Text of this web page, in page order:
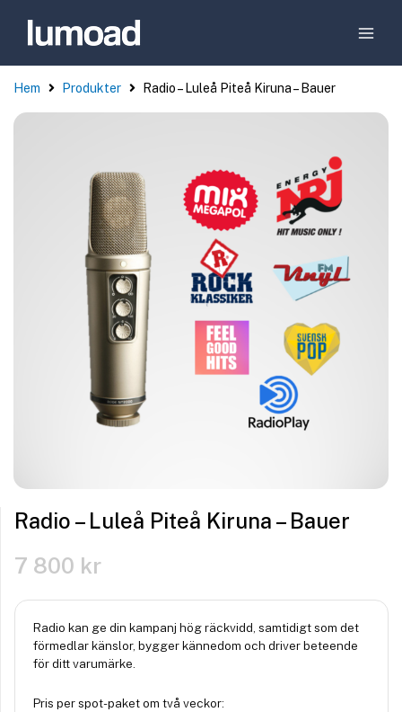
Hem Produkter Radio – Luleå Piteå Kiruna – Bauer
Radio – Luleå Piteå Kiruna – Bauer
7 800 kr
Radio kan ge din kampanj hög räckvidd, samtidigt som det
förmedlar känslor, bygger kännedom och driver beteende
för ditt varumärke.
Pris per spot-paket om två veckor: